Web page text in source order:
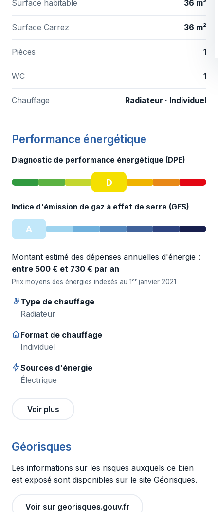
Surface habitable 36 m²
Surface Carrez 36 m²
Pièces 1
WC 1
Chauffage Radiateur · Individuel
Performance énergétique
Diagnostic de performance énergétique (DPE)
D
Indice d'émission de gaz à effet de serre (GES)
A
Montant estimé des dépenses annuelles d'énergie :
entre 500 € et 730 € par an
Prix moyens des énergies indexés au 1ᵉʳ janvier 2021
Type de chauffage
Radiateur
Format de chauffage
Individuel
Sources d'énergie
Électrique
Voir plus
Géorisques
Les informations sur les risques auxquels ce bien
est exposé sont disponibles sur le site Géorisques.
Voir sur georisques.gouv.fr